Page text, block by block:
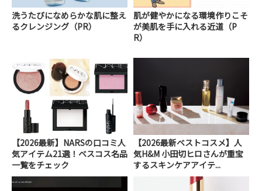
洗うたびになめらかな肌に整え
るクレンジング（PR）
肌が健やかになる環境作りこそ
が美肌を手に入れる近道（P
R）
【2026最新】NARSの口コミ人
気アイテム21選！ベスコス名品
一覧をチェック
【2026最新ベストコスメ】人
気H&M 小田切ヒロさんが重宝
するスキンケアアイテ...